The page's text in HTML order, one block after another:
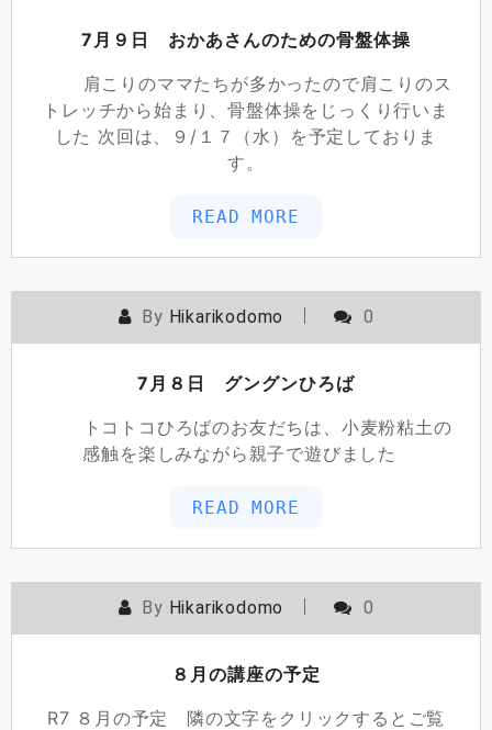
7月９日 おかあさんのための骨盤体操
肩こりのママたちが多かったので肩こりのス
トレッチから始まり、骨盤体操をじっくり行いま
した 次回は、９/１７（水）を予定しておりま
す。
READ MORE
By Hikarikodomo 0
7月８日 グングンひろば
トコトコひろばのお友だちは、小麦粉粘土の
感触を楽しみながら親子で遊びました
READ MORE
By Hikarikodomo 0
８月の講座の予定
R7 ８月の予定 隣の文字をクリックするとご覧